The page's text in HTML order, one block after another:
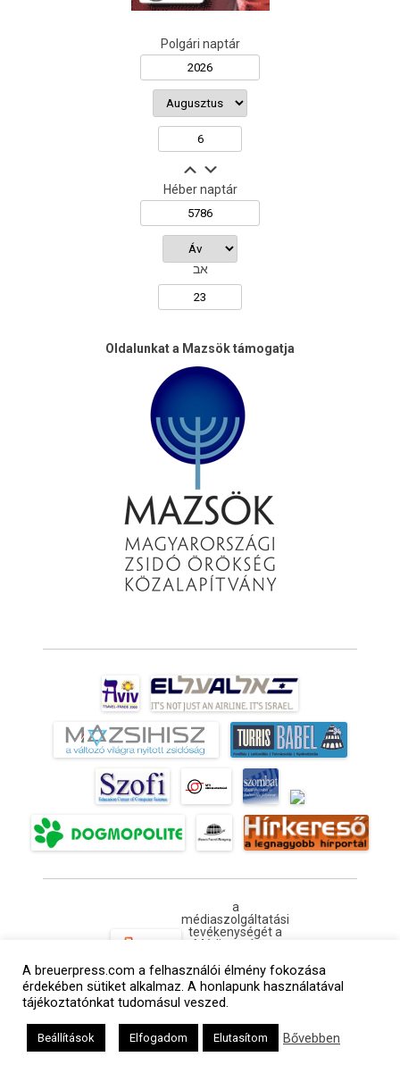
Polgári naptár
Héber naptár
אב
Oldalunkat a Mazsök támogatja
a
médiaszolgáltatási
tevékenységét a
Médiatanács a
Támogatási
Programja
keretében
támogatja
A breuerpress.com a felhasználói élmény fokozása
érdekében sütiket alkalmaz. A honlapunk használatával
tájékoztatónkat tudomásul veszed.
Beállítások Elfogadom Elutasítom Bővebben